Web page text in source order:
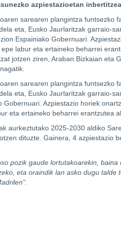
azpiestazioetan inbertitzea
sarearen plangintza funtsezko
eta, Eusko Jaurlaritzak garraio-
Espainiako Gobernuari.
labur eta ertaineko beharrei
jotzen ziren, Araban Bizkaian eta
sarearen plangintza funtsezko
eta, Eusko Jaurlaritzak garraio-
Gobernuari. Azpiestazio horiek
eta ertaineko beharrei erantzutea
aurkeztutako 2025-2030 aldiko
dituzte. Gainera, 4 azpiestazio
pozik gaude lortutakoarekin, baina
eta oraindik lan asko dugu